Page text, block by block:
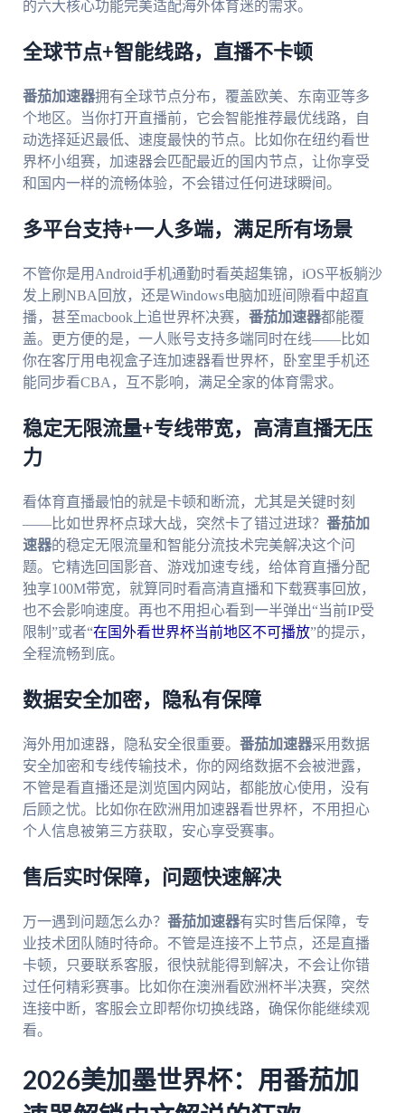
的六大核心功能完美适配海外体育迷的需求。
全球节点+智能线路，直播不卡顿
番茄加速器拥有全球节点分布，覆盖欧美、东南亚等多
个地区。当你打开直播前，它会智能推荐最优线路，自
动选择延迟最低、速度最快的节点。比如你在纽约看世
界杯小组赛，加速器会匹配最近的国内节点，让你享受
和国内一样的流畅体验，不会错过任何进球瞬间。
多平台支持+一人多端，满足所有场景
不管你是用Android手机通勤时看英超集锦，iOS平板躺沙
发上刷NBA回放，还是Windows电脑加班间隙看中超直
播，甚至macbook上追世界杯决赛， 番茄加速器都能覆
盖。更方便的是，一人账号支持多端同时在线——比如
你在客厅用电视盒子连加速器看世界杯，卧室里手机还
能同步看CBA，互不影响，满足全家的体育需求。
稳定无限流量+专线带宽，高清直播无压
力
看体育直播最怕的就是卡顿和断流，尤其是关键时刻
——比如世界杯点球大战，突然卡了错过进球？ 番茄加
速器的稳定无限流量和智能分流技术完美解决这个问
题。它精选回国影音、游戏加速专线，给体育直播分配
独享100M带宽，就算同时看高清直播和下载赛事回放，
也不会影响速度。再也不用担心看到一半弹出“当前IP受
限制”或者“在国外看世界杯当前地区不可播放”的提示，
全程流畅到底。
数据安全加密，隐私有保障
海外用加速器，隐私安全很重要。 番茄加速器采用数据
安全加密和专线传输技术，你的网络数据不会被泄露，
不管是看直播还是浏览国内网站，都能放心使用，没有
后顾之忧。比如你在欧洲用加速器看世界杯，不用担心
个人信息被第三方获取，安心享受赛事。
售后实时保障，问题快速解决
万一遇到问题怎么办？ 番茄加速器有实时售后保障，专
业技术团队随时待命。不管是连接不上节点，还是直播
卡顿，只要联系客服，很快就能得到解决，不会让你错
过任何精彩赛事。比如你在澳洲看欧洲杯半决赛，突然
连接中断，客服会立即帮你切换线路，确保你能继续观
看。
2026美加墨世界杯：用番茄加